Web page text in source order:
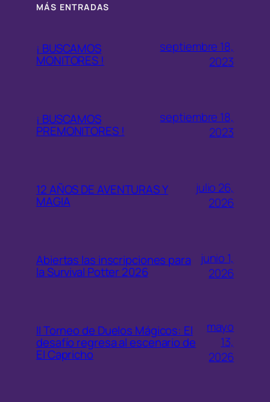
MÁS ENTRADAS
¡ BUSCAMOS
MONITORES !
septiembre 18,
2023
¡ BUSCAMOS
PREMONITORES !
septiembre 18,
2023
12 AÑOS DE AVENTURAS Y
MAGIA
julio 26,
2026
Abiertas las inscripciones para
la Survival Potter 2026
junio 1,
2026
II Torneo de Duelos Mágicos: El
desafío regresa al escenario de
El Capricho
mayo
13,
2026